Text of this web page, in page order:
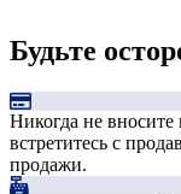
Будьте
Никогда не вносите
встретитесь с
продажи.